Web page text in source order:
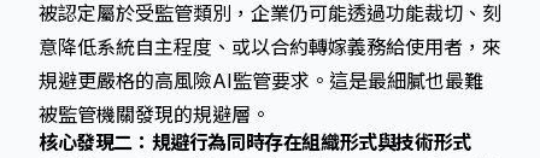
被認定屬於受監管類別，企業仍可能透過功能裁切、刻
意降低系統自主程度、或以合約轉嫁義務給使用者，來
規避更嚴格的高風險AI監管要求。這是最細膩也最難
被監管機關發現的規避層。
核心發現二：規避行為同時存在組織形式與技術形式